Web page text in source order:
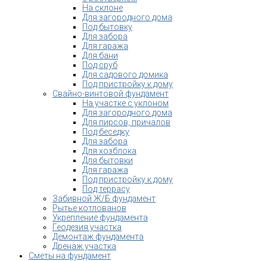
На склоне
Для загородного дома
Под бытовку
Для забора
Для гаража
Для бани
Под сруб
Для садового домика
Под пристройку к дому
Свайно-винтовой фундамент
На участке с уклоном
Для загородного дома
Для пирсов, причалов
Под беседку
Для забора
Для хозблока
Для бытовки
Для гаража
Под пристройку к дому
Под террасу
Забивной Ж/Б фундамент
Рытье котлованов
Укрепление фундамента
Геодезия участка
Демонтаж фундамента
Дренаж участка
Сметы на фундамент